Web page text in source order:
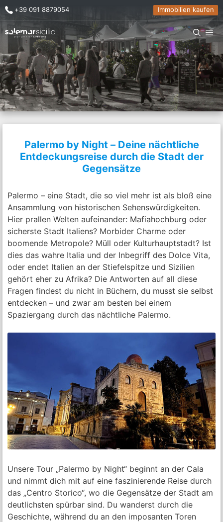
Zum
Inhalt
springen
+39 091 8879054 Immobilien kaufen
Palermo by Night – Deine nächtliche
Entdeckungsreise durch die Stadt der
Gegensätze
Palermo – eine Stadt, die so viel mehr ist als bloß eine
Ansammlung von historischen Sehenswürdigkeiten.
Hier prallen Welten aufeinander: Mafiahochburg oder
sicherste Stadt Italiens? Morbider Charme oder
boomende Metropole? Müll oder Kulturhauptstadt? Ist
dies das wahre Italia und der Inbegriff des Dolce Vita,
oder endet Italien an der Stiefelspitze und Sizilien
gehört eher zu Afrika? Die Antworten auf all diese
Fragen findest du nicht in Büchern, du musst sie selbst
entdecken – und zwar am besten bei einem
Spaziergang durch das nächtliche Palermo.
Unsere Tour „Palermo by Night“ beginnt an der Cala
und nimmt dich mit auf eine faszinierende Reise durch
das „Centro Storico“, wo die Gegensätze der Stadt am
deutlichsten spürbar sind. Du wanderst durch die
Geschichte, während du an den imposanten Toren